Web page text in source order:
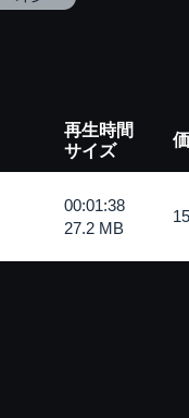
再生時間
サイズ
00:01:38
27.2 MB